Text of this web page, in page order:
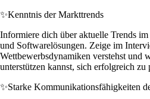
✨Kenntnis der Markttrends
Informiere dich über aktuelle Trends
und Softwarelösungen. Zeige im
Wettbewerbsdynamiken verstehst und
unterstützen kannst, sich erfolgreich zu
✨Starke Kommunikationsfähigkeiten